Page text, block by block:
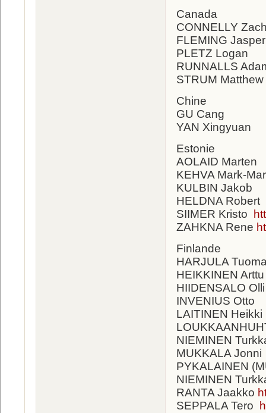
Canada
CONNELLY
FLEMING Jasper
PLETZ Logan
RUNNALLS
STRUM Matthew
Chine
GU Cang
YAN Xingyuan
Estonie
AOLAID Marten
KEHVA Mark-
KULBIN Jakob
HELDNA Robert
SIIMER Kristo
ZAHKNA Rene
Finlande
HARJULA
HEIKKINEN Arttu
HIIDENSALO
INVENIUS Otto
LAITINEN Heikki
NIEMINEN
MUKKALA Jonni
PYKALAINEN
NIEMINEN
RANTA Jaakko
SEPPALA Tero